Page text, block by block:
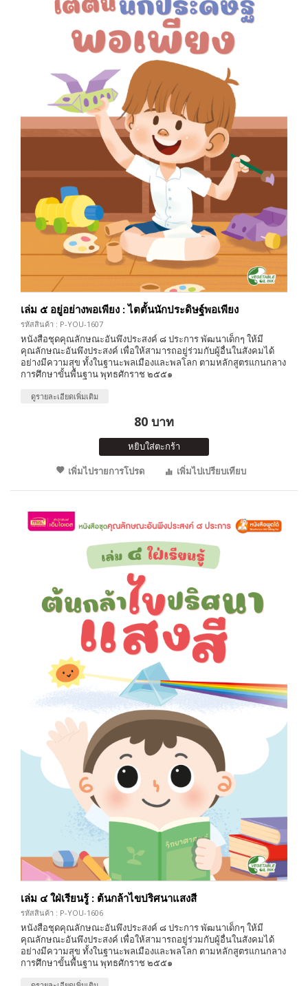
เล่ม ๕ อยู่อย่างพอเพียง : ไตตั้นนักประดิษฐ์พอเพียง
รหัสสินค้า : P-YOU-1607
หนังสือชุดคุณลักษณะอันพึงประสงค์ ๘ ประการ พัฒนาเด็กๆ ให้มี
คุณลักษณะอันพึงประสงค์ เพื่อให้สามารถอยู่ร่วมกับผู้อื่นในสังคมได้
อย่างมีความสุข ทั้งในฐานะพลเมืองและพลโลก ตามหลักสูตรแกนกลาง
การศึกษาขั้นพื้นฐาน พุทธศักราช ๒๕๕๑
ดูรายละเอียดเพิ่มเติม
80 บาท
หยิบใส่ตะกร้า
เพิ่มไปรายการโปรด
เพิ่มไปเปรียบเทียบ
เล่ม ๔ ใฝ่เรียนรู้ : ต้นกล้าไขปริศนาแสงสี
รหัสสินค้า : P-YOU-1606
หนังสือชุดคุณลักษณะอันพึงประสงค์ ๘ ประการ พัฒนาเด็กๆ ให้มี
คุณลักษณะอันพึงประสงค์ เพื่อให้สามารถอยู่ร่วมกับผู้อื่นในสังคมได้
อย่างมีความสุข ทั้งในฐานะพลเมืองและพลโลก ตามหลักสูตรแกนกลาง
การศึกษาขั้นพื้นฐาน พุทธศักราช ๒๕๕๑